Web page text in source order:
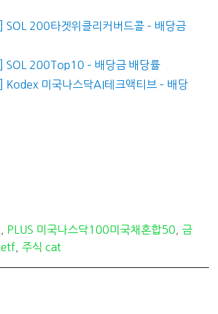
SOL 200타겟위클리커버드콜 – 배당금
SOL 200Top10 – 배당금 배당률
Kodex 미국나스닥AI테크액티브 – 배당
, PLUS 미국나스닥100미국채혼합50, 금
etf, 주식 cat